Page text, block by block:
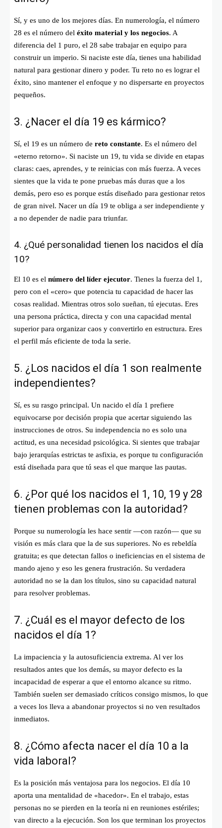
Sí, y es uno de los mejores días. En numerología, el número
28 es el número del éxito material y los negocios. A
diferencia del 1 puro, el 28 sabe trabajar en equipo para
construir un imperio. Si naciste este día, tienes una habilidad
natural para gestionar dinero y poder. Tu reto no es lograr el
éxito, sino mantener el enfoque y no dispersarte en proyectos
pequeños.
3. ¿Nacer el día 19 es kármico?
Sí, el 19 es un número de reto constante. Es el número del
«eterno retorno». Si naciste un 19, tu vida se divide en etapas
claras: caes, aprendes, y te reinicias con más fuerza. A veces
sientes que la vida te pone pruebas más duras que a los
demás, pero eso es porque estás diseñado para gestionar retos
de gran nivel. Nacer un día 19 te obliga a ser independiente y
a no depender de nadie para triunfar.
4. ¿Qué personalidad tienen los nacidos el día
10?
El 10 es el número del líder ejecutor. Tienes la fuerza del 1,
pero con el «cero» que potencia tu capacidad de hacer las
cosas realidad. Mientras otros solo sueñan, tú ejecutas. Eres
una persona práctica, directa y con una capacidad mental
superior para organizar caos y convertirlo en estructura. Eres
el perfil más eficiente de toda la serie.
5. ¿Los nacidos el día 1 son realmente
independientes?
Sí, es su rasgo principal. Un nacido el día 1 prefiere
equivocarse por decisión propia que acertar siguiendo las
instrucciones de otros. Su independencia no es solo una
actitud, es una necesidad psicológica. Si sientes que trabajar
bajo jerarquías estrictas te asfixia, es porque tu configuración
está diseñada para que tú seas el que marque las pautas.
6. ¿Por qué los nacidos el 1, 10, 19 y 28
tienen problemas con la autoridad?
Porque su numerología les hace sentir —con razón— que su
visión es más clara que la de sus superiores. No es rebeldía
gratuita; es que detectan fallos o ineficiencias en el sistema de
mando ajeno y eso les genera frustración. Su verdadera
autoridad no se la dan los títulos, sino su capacidad natural
para resolver problemas.
7. ¿Cuál es el mayor defecto de los
nacidos el día 1?
La impaciencia y la autosuficiencia extrema. Al ver los
resultados antes que los demás, su mayor defecto es la
incapacidad de esperar a que el entorno alcance su ritmo.
También suelen ser demasiado críticos consigo mismos, lo que
a veces los lleva a abandonar proyectos si no ven resultados
inmediatos.
8. ¿Cómo afecta nacer el día 10 a la
vida laboral?
Es la posición más ventajosa para los negocios. El día 10
aporta una mentalidad de «hacedor». En el trabajo, estas
personas no se pierden en la teoría ni en reuniones estériles;
van directo a la ejecución. Son los que terminan los proyectos